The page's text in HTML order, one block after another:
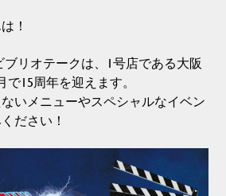
！
リオテークは、1号店である大阪
15周年を迎えます。
いメニューやスペシャルなイベン
ださい！